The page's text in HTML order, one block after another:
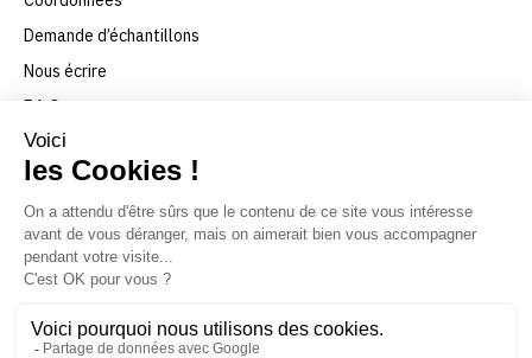
Demande d’échantillons
Nous écrire
F.A.Q
Nous rejoindre
Téléchargement
© Texaa 2021 Mentions légales